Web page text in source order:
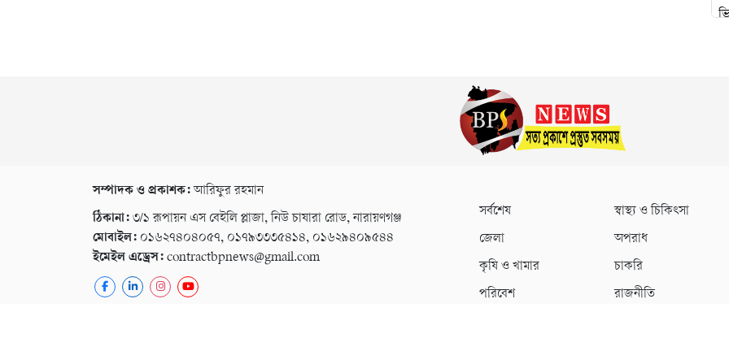
সম্পাদক ও প্রকাশক:আরিফুর রহমান
ঠিকানা: ৩/১ রূপায়ন এস বেইলি প্লাজা, নিউ চাষারা রোড, নারায়ণগঞ্জ
মোবাইল: ০১৬২৭৪০৪০৫৭, ০১৭৯৩৩৩৫৪১৪, ০১৬২৯৪০৯৫৪৪
ইমেইল এড্রেস: contractbpnews@gmail.com
সর্বশেষ স্বাস্থ্য ও চিকিৎসা
জেলা
অপরাধ
কৃষি ও খামার
চাকরি
পরিবেশ
রাজনীতি